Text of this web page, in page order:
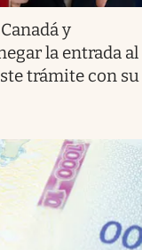
y
la entrada al
trámite con su